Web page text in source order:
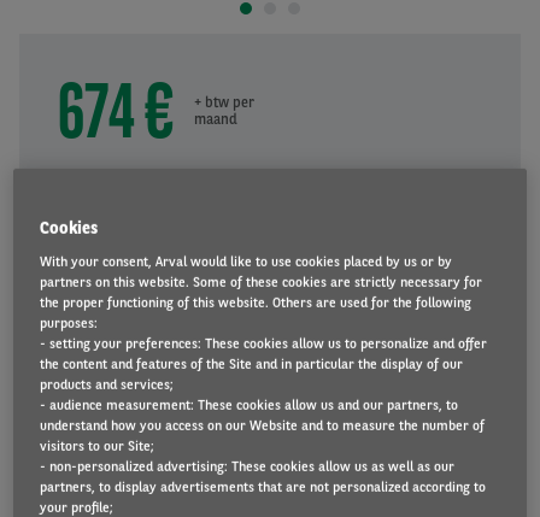
674 €
+ btw per
maand
60
Kilometrage 10000 km/jaar
10000
VRAAG EEN OFFERTE AAN
Cookies
With your consent, Arval would like to use cookies placed by us or by
partners on this website. Some of these cookies are strictly necessary for
the proper functioning of this website. Others are used for the following
purposes:
- setting your preferences: These cookies allow us to personalize and offer
the content and features of the Site and in particular the display of our
products and services;
- audience measurement: These cookies allow us and our partners, to
understand how you access on our Website and to measure the number of
visitors to our Site;
- non-personalized advertising: These cookies allow us as well as our
partners, to display advertisements that are not personalized according to
your profile;